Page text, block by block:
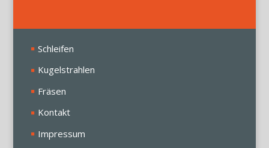
Schleifen
Kugelstrahlen
Fräsen
Kontakt
Impressum